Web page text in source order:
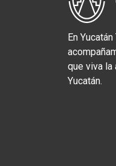
En Yucatán
que viva la
Yucatán.